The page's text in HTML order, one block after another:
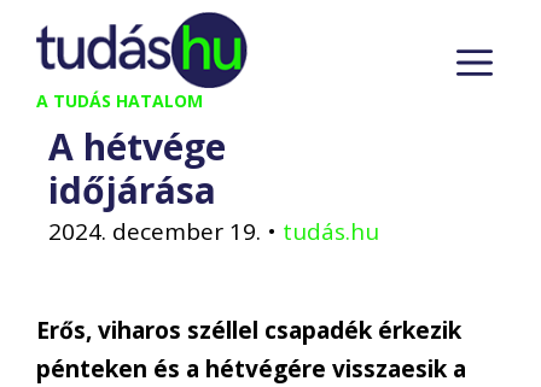
Kilépés
tartalomba
A TUDÁS HATALOM
A hétvége
időjárása
2024. december 19. • tudás.hu
Erős, viharos széllel csapadék érkezik
pénteken és a hétvégére visszaesik a